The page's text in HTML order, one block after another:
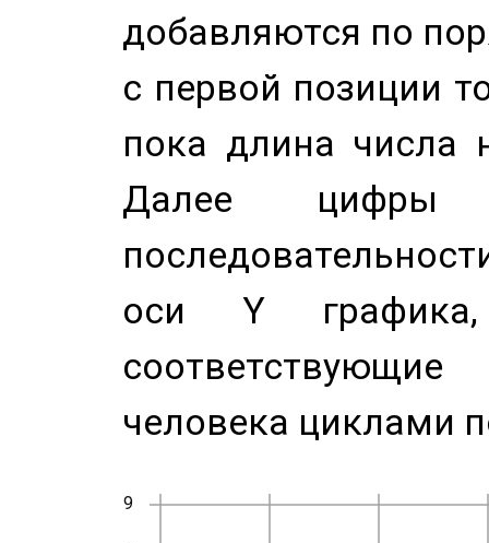
добавляются по
с первой позиции
пока длина числа
Далее цифры
оси Y
человека циклами